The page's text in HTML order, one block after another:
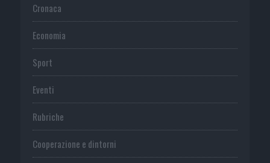
Cronaca
Economia
Sport
Eventi
Rubriche
Cooperazione e dintorni